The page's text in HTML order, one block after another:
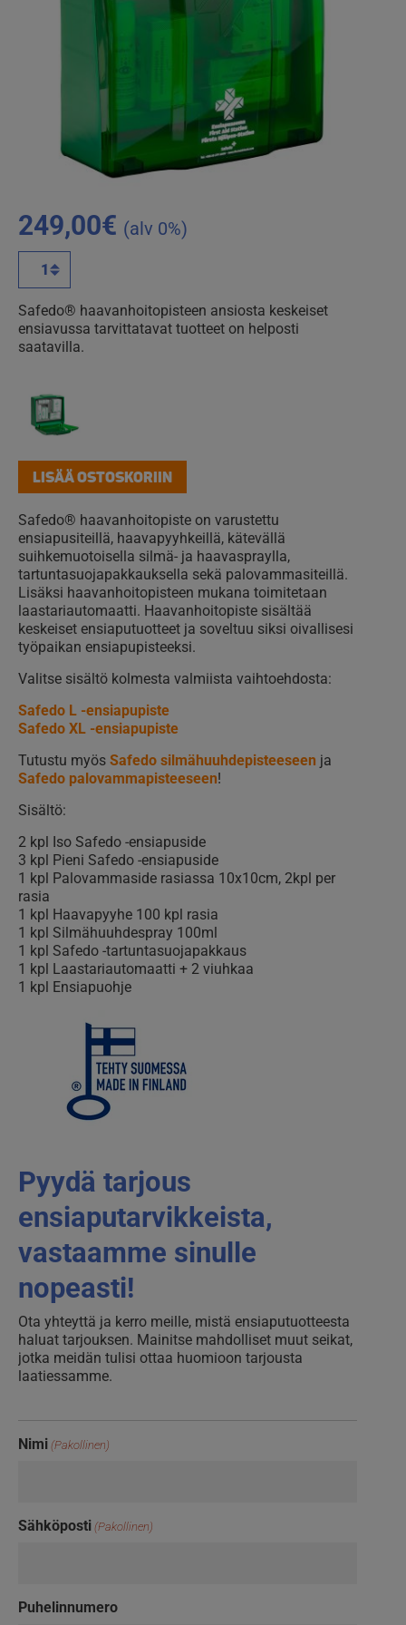
249,00€ (alv 0%)
haavanhoitopiste
Safedo® haavanhoitopisteen ansiosta keskeiset
ensiavussa tarvittatavat tuotteet on helposti
saatavilla.
LISÄÄ OSTOSKORIIN
Safedo® haavanhoitopiste on varustettu
ensiapusiteillä, haavapyyhkeillä, kätevällä
suihkemuotoisella silmä- ja haavaspraylla,
tartuntasuojapakkauksella sekä palovammasiteillä.
Lisäksi haavanhoitopisteen mukana toimitetaan
laastariautomaatti. Haavanhoitopiste sisältää
keskeiset ensiaputuotteet ja soveltuu siksi oivallisesi
työpaikan ensiapupisteeksi.
Valitse sisältö kolmesta valmiista vaihtoehdosta:
Safedo L -ensiapupiste
Safedo XL -ensiapupiste
Tutustu myös Safedo silmähuuhdepisteeseen ja
Safedo palovammapisteeseen!
Sisältö:
2 kpl Iso Safedo -ensiapuside
3 kpl Pieni Safedo -ensiapuside
1 kpl Palovammaside rasiassa 10x10cm, 2kpl per
rasia
1 kpl Haavapyyhe 100 kpl rasia
1 kpl Silmähuuhdespray 100ml
1 kpl Safedo -tartuntasuojapakkaus
1 kpl Laastariautomaatti + 2 viuhkaa
1 kpl Ensiapuohje
Pyydä tarjous
ensiaputarvikkeista,
vastaamme sinulle
nopeasti!
Ota yhteyttä ja kerro meille, mistä ensiaputuotteesta
haluat tarjouksen. Mainitse mahdolliset muut seikat,
jotka meidän tulisi ottaa huomioon tarjousta
laatiessamme.
Nimi (Pakollinen)
Sähköposti (Pakollinen)
Puhelinnumero